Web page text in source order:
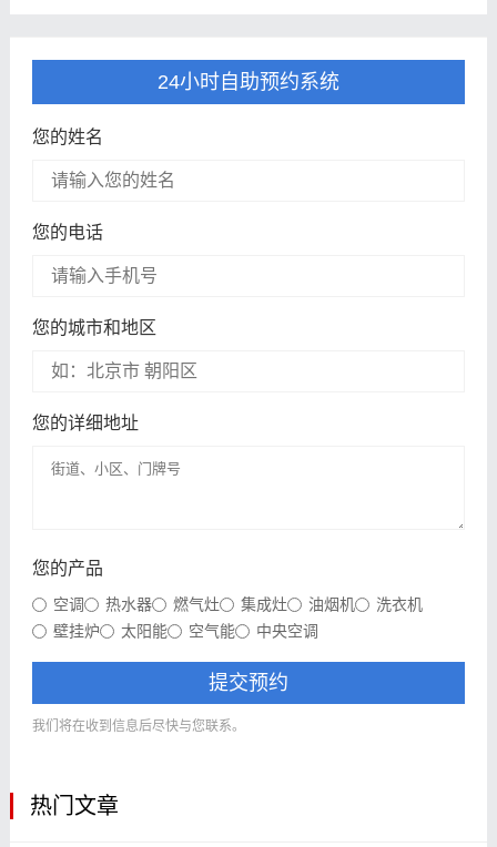
24小时自助预约系统
您的姓名
您的电话
您的城市和地区
您的详细地址
您的产品
空调 热水器 燃气灶 集成灶 油烟机
洗衣机
壁挂炉
太阳能 空气能 中央空调
提交预约
我们将在收到信息后尽快与您联系。
热门文章